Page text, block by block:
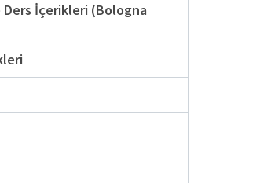
Ders İçerikleri (Bologna